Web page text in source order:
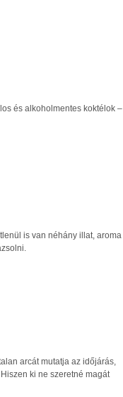
és alkoholmentes koktélok –
is van néhány illat, aroma
arcát mutatja az időjárás,
ki ne szeretné magát